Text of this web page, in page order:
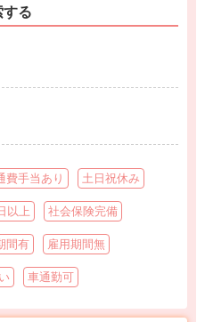
する
費手当あり 土日祝休み
以上 社会保険完備
間有 雇用期間無
車通勤可